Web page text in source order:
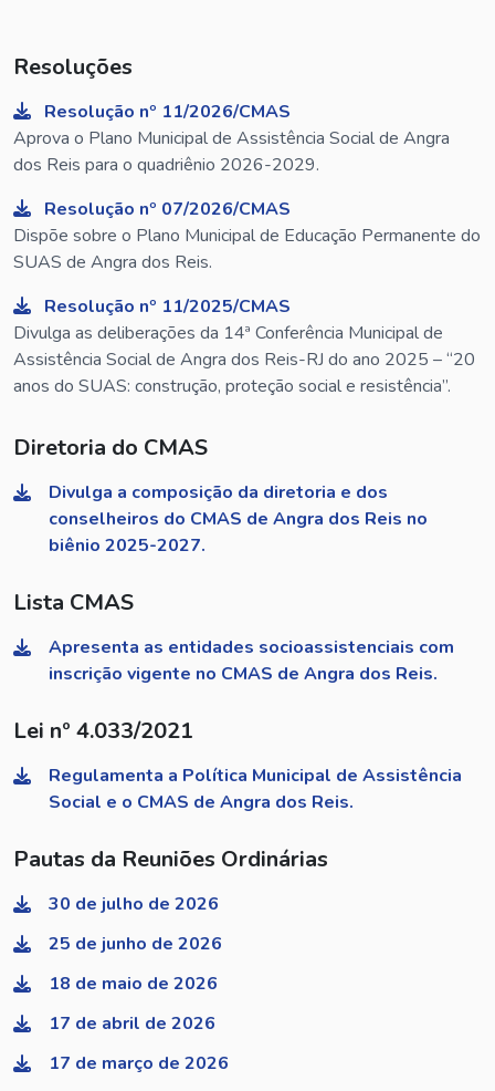
Resoluções
Resolução nº 11/2026/CMAS
Aprova o Plano Municipal de Assistência Social de Angra
dos Reis para o quadriênio 2026-2029.
Resolução nº 07/2026/CMAS
Dispõe sobre o Plano Municipal de Educação Permanente do
SUAS de Angra dos Reis.
Resolução nº 11/2025/CMAS
Divulga as deliberações da 14ª Conferência Municipal de
Assistência Social de Angra dos Reis-RJ do ano 2025 – “20
anos do SUAS: construção, proteção social e resistência”.
Diretoria do CMAS
Divulga a composição da diretoria e dos
conselheiros do CMAS de Angra dos Reis no
biênio 2025-2027.
Lista CMAS
Apresenta as entidades socioassistenciais com
inscrição vigente no CMAS de Angra dos Reis.
Lei nº 4.033/2021
Regulamenta a Política Municipal de Assistência
Social e o CMAS de Angra dos Reis.
Pautas da Reuniões Ordinárias
30 de julho de 2026
25 de junho de 2026
18 de maio de 2026
17 de abril de 2026
17 de março de 2026